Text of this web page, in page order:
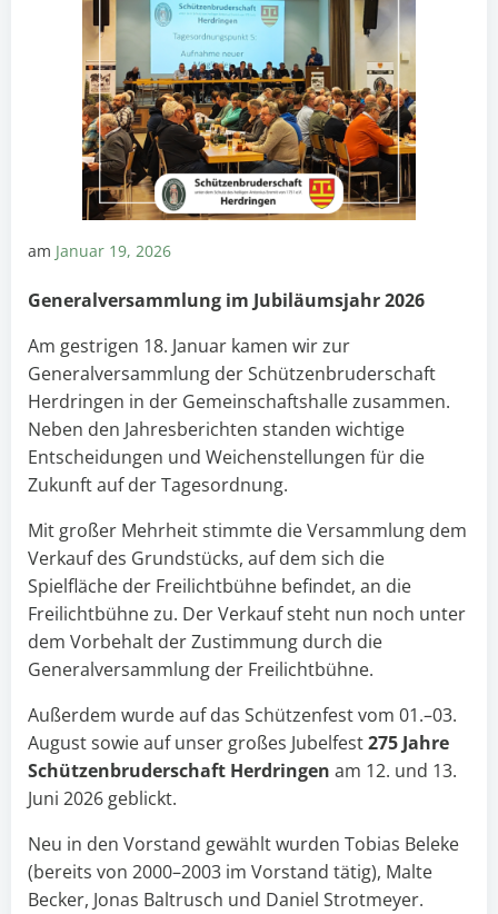
am Januar 19, 2026
Generalversammlung im Jubiläumsjahr 2026
Am gestrigen 18. Januar kamen wir zur
Generalversammlung der Schützenbruderschaft
Herdringen in der Gemeinschaftshalle zusammen.
Neben den Jahresberichten standen wichtige
Entscheidungen und Weichenstellungen für die
Zukunft auf der Tagesordnung.
Mit großer Mehrheit stimmte die Versammlung dem
Verkauf des Grundstücks, auf dem sich die
Spielfläche der Freilichtbühne befindet, an die
Freilichtbühne zu. Der Verkauf steht nun noch unter
dem Vorbehalt der Zustimmung durch die
Generalversammlung der Freilichtbühne.
Außerdem wurde auf das Schützenfest vom 01.–03.
August sowie auf unser großes Jubelfest275 Jahre
Schützenbruderschaft Herdringen am 12. und 13.
Juni 2026 geblickt.
Neu in den Vorstand gewählt wurden Tobias Beleke
(bereits von 2000–2003 im Vorstand tätig), Malte
Becker, Jonas Baltrusch und Daniel Strotmeyer.